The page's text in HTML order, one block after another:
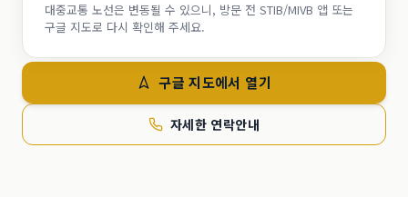
대중교통 노선은 변동될 수 있으니, 방문 전 STIB/MIVB 앱 또는
구글 지도로 다시 확인해 주세요.
구글 지도에서 열기
자세한 연락안내